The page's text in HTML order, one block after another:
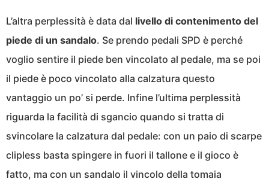
L’altra perplessità è data dal livello di contenimento del
piede di un sandalo. Se prendo pedali SPD è perché
voglio sentire il piede ben vincolato al pedale, ma se poi
il piede è poco vincolato alla calzatura questo
vantaggio un po’ si perde. Infine l’ultima perplessità
riguarda la facilità di sgancio quando si tratta di
svincolare la calzatura dal pedale: con un paio di scarpe
clipless basta spingere in fuori il tallone e il gioco è
fatto, ma con un sandalo il vincolo della tomaia